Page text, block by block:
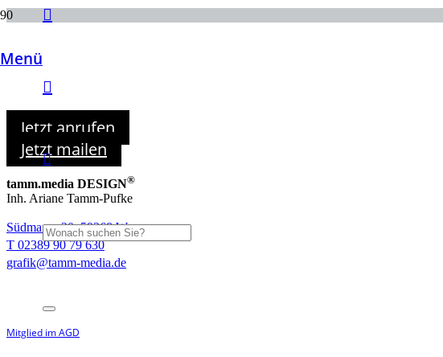
Menü
Lassen Sie uns kreativ werden!
Jetzt anrufen
Jetzt mailen
tamm.media DESIGN®
Inh. Ariane Tamm-Pufke
Südmauer 20, 59368 Werne
T 02389 90 79 630
grafik@tamm-media.de
Mitglied im AGD